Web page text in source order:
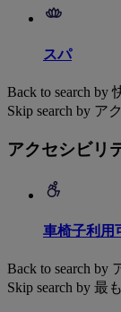
スパ
Back to search by
Skip search by ア
アクセシビリ
車椅子利用
Back to search by
Skip search by 最